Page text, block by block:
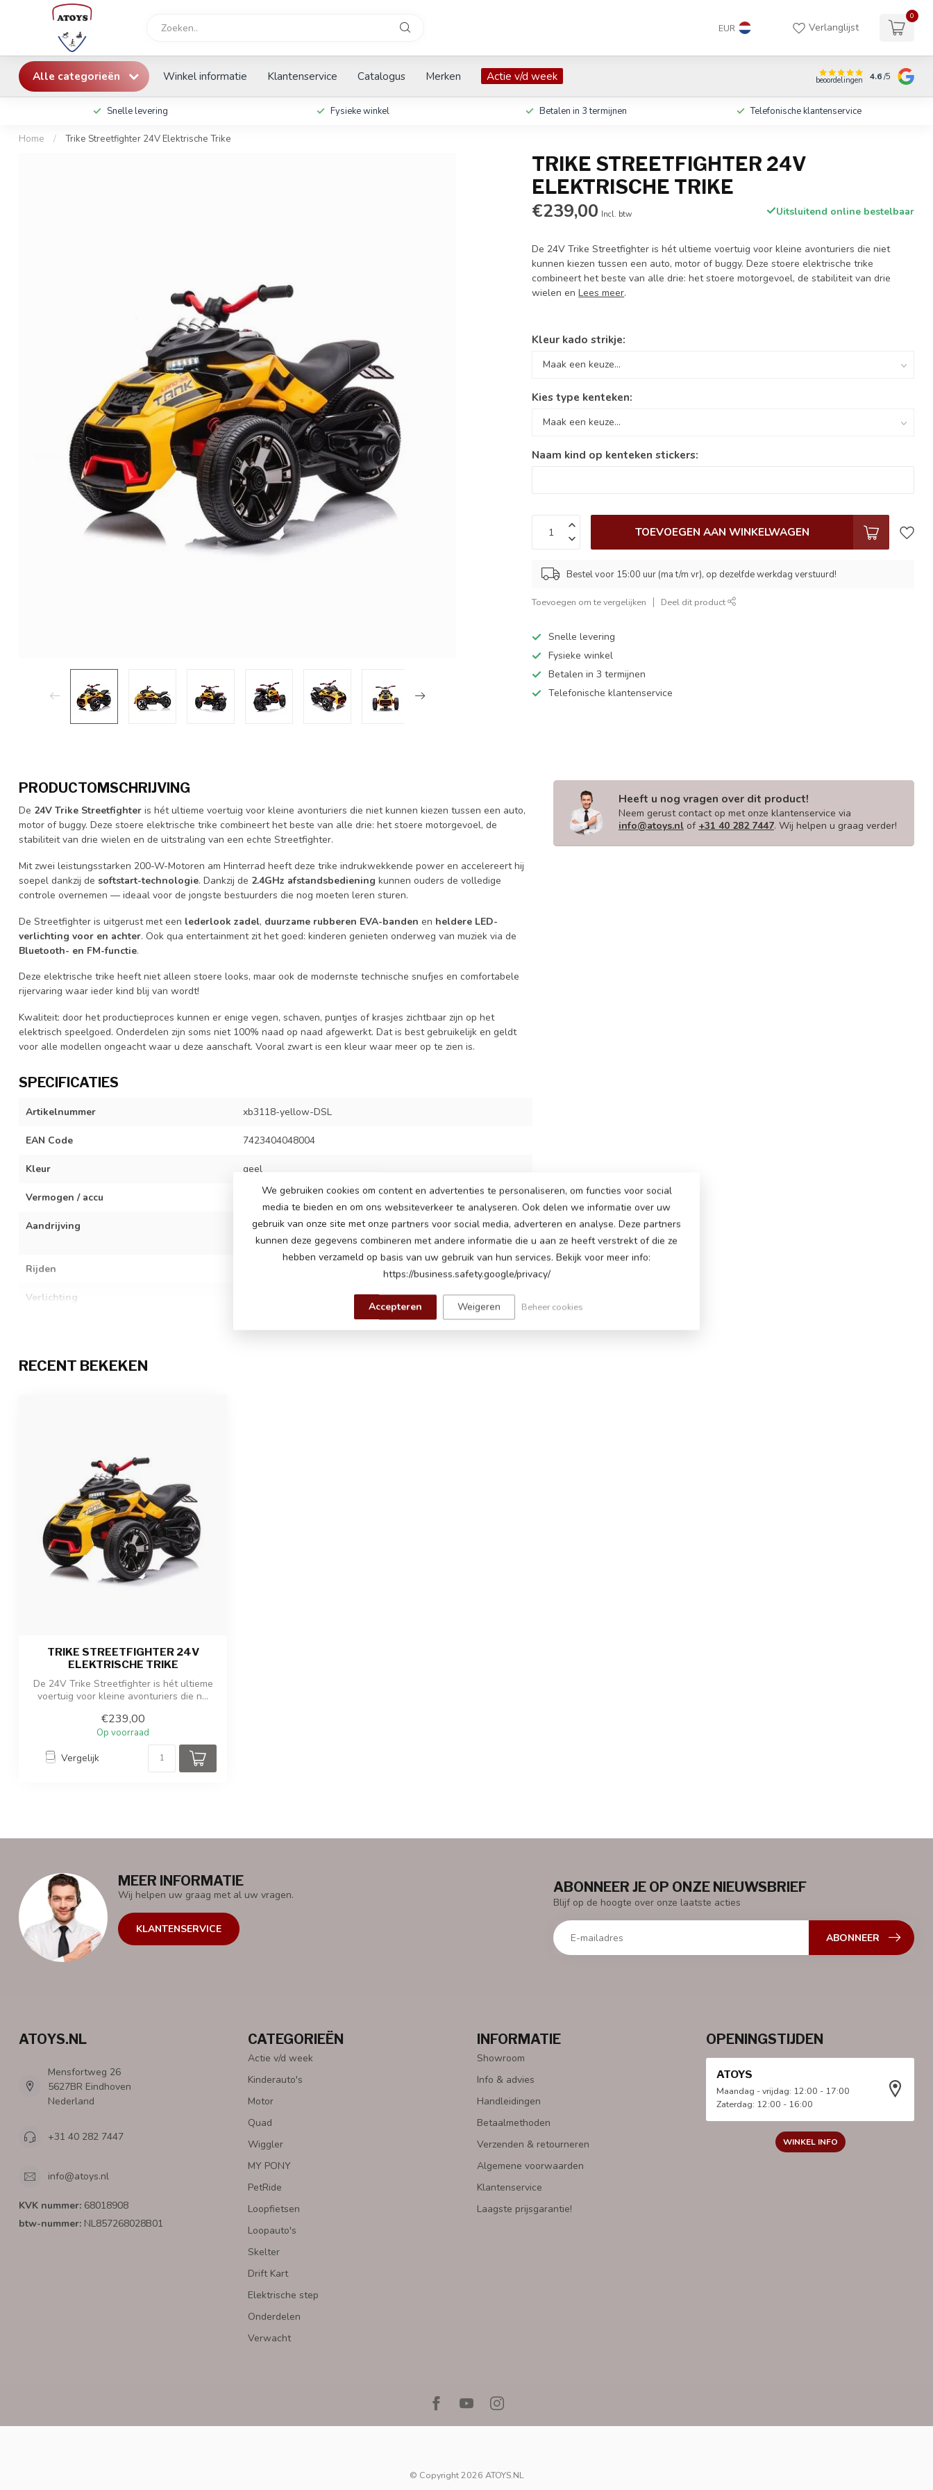
EUR Verlanglijst
0
Alle categorieën Winkel informatie Klantenservice Catalogus Merken Actie v/d week beoordelingen 4.6/5
Snelle levering Fysieke winkel Betalen in 3 termijnen Telefonische klantenservice
Home / Trike Streetfighter 24V Elektrische Trike
TRIKE STREETFIGHTER 24V
ELEKTRISCHE TRIKE
€239,00 Incl. btw Uitsluitend online bestelbaar
De 24V Trike Streetfighter is hét ultieme voertuig voor kleine avonturiers die niet
kunnen kiezen tussen een auto, motor of buggy. Deze stoere elektrische trike
combineert het beste van alle drie: het stoere motorgevoel, de stabiliteit van drie
wielen enLees meer.
Kleur kado strikje:
Kies type kenteken:
Naam kind op kenteken stickers:
TOEVOEGEN AAN WINKELWAGEN
Bestel voor 15:00 uur (ma t/m vr), op dezelfde werkdag verstuurd!
Toevoegen om te vergelijken Deel dit product
Snelle levering
Fysieke winkel
Betalen in 3 termijnen
Telefonische klantenservice
PRODUCTOMSCHRIJVING
De 24V Trike Streetfighter is hét ultieme voertuig voor kleine avonturiers die niet kunnen kiezen tussen een auto,
motor of buggy. Deze stoere elektrische trike combineert het beste van alle drie: het stoere motorgevoel, de
stabiliteit van drie wielen en de uitstraling van een echte Streetfighter.
Mit zwei leistungsstarken 200-W-Motoren am Hinterrad heeft deze trike indrukwekkende power en accelereert hij
soepel dankzij de softstart-technologie. Dankzij de 2.4GHz afstandsbediening kunnen ouders de volledige
controle overnemen — ideaal voor de jongste bestuurders die nog moeten leren sturen.
De Streetfighter is uitgerust met een lederlook zadel, duurzame rubberen EVA-banden en heldere LED-
verlichting voor en achter. Ook qua entertainment zit het goed: kinderen genieten onderweg van muziek via de
Bluetooth- en FM-functie.
Deze elektrische trike heeft niet alleen stoere looks, maar ook de modernste technische snufjes en comfortabele
rijervaring waar ieder kind blij van wordt!
Kwaliteit: door het productieproces kunnen er enige vegen, schaven, puntjes of krasjes zichtbaar zijn op het
elektrisch speelgoed. Onderdelen zijn soms niet 100% naad op naad afgewerkt. Dat is best gebruikelijk en geldt
voor alle modellen ongeacht waar u deze aanschaft. Vooral zwart is een kleur waar meer op te zien is.
SPECIFICATIES
Artikelnummer xb3118-yellow-DSL
EAN Code 7423404048004
Kleur geel
Vermogen / accu 24 volt 5Ah accu
Aandrijving
2x 24 volt 200 watt motoren, een motor op ieder kant van de
achterwiel
Rijden 3 verstelbare snelheden tot 7 km per uur
Verlichting koplampen, achter lampen
Aantal zitplaatsen
Geschiktheid
Afmetingen product
Afmetingen verpakking
Heeft u nog vragen over dit product!
Neem gerust contact op met onze klantenservice via
info@atoys.nl of +31 40 282 7447. Wij helpen u graag verder!
RECENT BEKEKEN
TRIKE STREETFIGHTER 24V
ELEKTRISCHE TRIKE
De 24V Trike Streetfighter is hét ultieme
voertuig voor kleine avonturiers die n...
€239,00
Op voorraad
Vergelijk
MEER INFORMATIE
Wij helpen uw graag met al uw vragen.
KLANTENSERVICE
ABONNEER JE OP ONZE NIEUWSBRIEF
Blijf op de hoogte over onze laatste acties
ABONNEER
ATOYS.NL
Mensfortweg 26
5627BR Eindhoven
Nederland
+31 40 282 7447
info@atoys.nl
KVK nummer: 68018908
btw-nummer: NL857268028B01
CATEGORIEËN
Actie v/d week
Kinderauto's
Motor
Quad
Wiggler
MY PONY
PetRide
Loopfietsen
Loopauto's
Skelter
Drift Kart
Elektrische step
Onderdelen
Verwacht
INFORMATIE
Showroom
Info & advies
Handleidingen
Betaalmethoden
Verzenden & retourneren
Algemene voorwaarden
Klantenservice
Laagste prijsgarantie!
OPENINGSTIJDEN
ATOYS
Maandag - vrijdag: 12:00 - 17:00
Zaterdag: 12:00 - 16:00
WINKEL INFO
© Copyright 2026 ATOYS.NL
We gebruiken cookies om content en advertenties te personaliseren, om functies voor social
media te bieden en om ons websiteverkeer te analyseren. Ook delen we informatie over uw
gebruik van onze site met onze partners voor social media, adverteren en analyse. Deze partners
kunnen deze gegevens combineren met andere informatie die u aan ze heeft verstrekt of die ze
hebben verzameld op basis van uw gebruik van hun services. Bekijk voor meer info:
https://business.safety.google/privacy/
Accepteren Weigeren Beheer cookies